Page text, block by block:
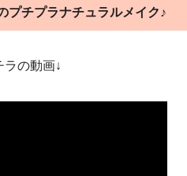
プチプラナチュラルメイク♪
の動画↓